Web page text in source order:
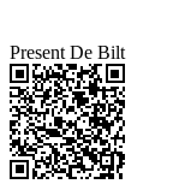
Present De Bilt